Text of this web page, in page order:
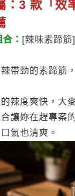
：3 款「效
： [辣味素蹄
帶勁的素蹄筋
辣度爽快，大
讓妳在趕專案
氣也清爽。